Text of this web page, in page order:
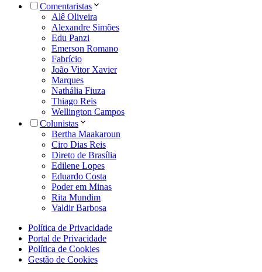
Comentaristas
Alê Oliveira
Alexandre Simões
Edu Panzi
Emerson Romano
Fabrício
João Vitor Xavier
Marques
Nathália Fiuza
Thiago Reis
Wellington Campos
Colunistas
Bertha Maakaroun
Ciro Dias Reis
Direto de Brasília
Edilene Lopes
Eduardo Costa
Poder em Minas
Rita Mundim
Valdir Barbosa
Política de Privacidade
Portal de Privacidade
Política de Cookies
Gestão de Cookies